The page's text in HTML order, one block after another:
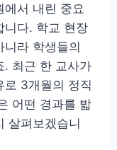
에서 내린 중요
니다. 학교 현장
니라 학생들의
. 최근 한 교사가
로 3개월의 정직
어떤 경과를 밟
살펴보겠습니